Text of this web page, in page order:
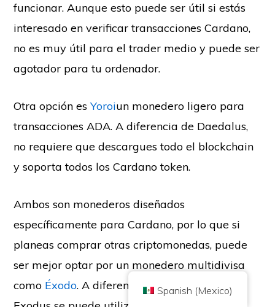
funcionar. Aunque esto puede ser útil si estás
interesado en verificar transacciones Cardano,
no es muy útil para el trader medio y puede ser
agotador para tu ordenador.
Otra opción esYoroiun monedero ligero para
transacciones ADA. A diferencia de Daedalus,
no requiere que descargues todo el blockchain
y soporta todos los Cardano token.
Ambos son monederos diseñados
específicamente para Cardano, por lo que si
planeas comprar otras criptomonedas, puede
ser mejor optar por un monedero multidivisa
como Éxodo. A diferencia de los otros dos,
Copyright © 2026 Brilliant British Ltd, que opera bajo el nombre
comercial Coin Kickoff.
Dirección: 2nd Floor 167-169 Great Portland Street, Londres, Reino
Unido, W1W 5PF
El contenido tiene fines informativos y no es un consejo de inversión. El
La criptomoneda no está regulada por la Autoridad de Conducta Financiera
del Reino Unido y no está sujeta a la protección del Plan de Compensación
Servicio del Defensor del Pueblo Financiero del Reino Unido. Invertir en
criptodivisas conlleva un riesgo y las criptodivisas pueden ganar valor o
perderlo en su totalidad. El impuesto sobre las ganancias de capital puede
ser aplicable a los beneficios de las ventas de criptodivisas.
INICIO ACERCA DE POLÍTICA DE PRIVACIDAD CONTACTO
Spanish (Mexico)